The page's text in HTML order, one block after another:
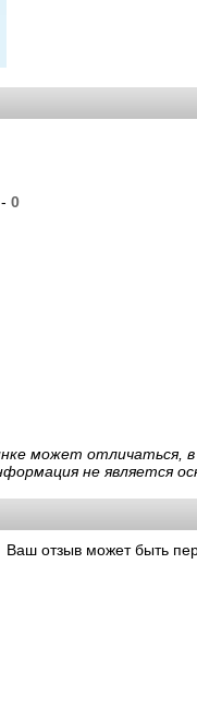
0
может отличаться,
не является
Ваш отзыв может быть